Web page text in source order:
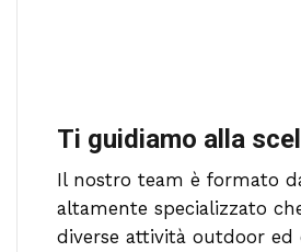
Ti guidiamo alla
Il nostro team è formato
altamente specializzato
diverse attività outdoor